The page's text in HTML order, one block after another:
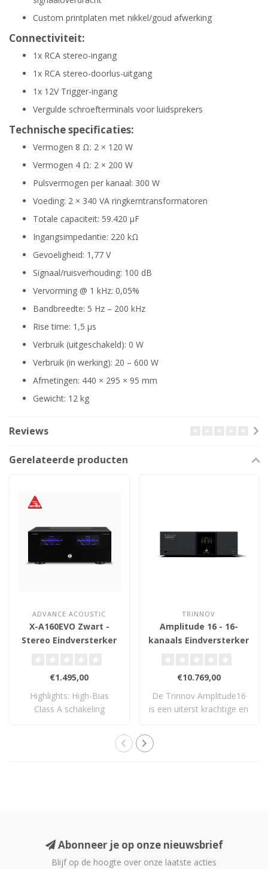
Custom printplaten met nikkel/goud afwerking
Connectiviteit:
1x RCA stereo-ingang
1x RCA stereo-doorlus-uitgang
1x 12V Trigger-ingang
Vergulde schroefterminals voor luidsprekers
Technische specificaties:
Vermogen 8 Ω: 2 × 120 W
Vermogen 4 Ω: 2 × 200 W
Pulsvermogen per kanaal: 300 W
Voeding: 2 × 340 VA ringkerntransformatoren
Totale capaciteit: 59.420 µF
Ingangsimpedantie: 220 kΩ
Gevoeligheid: 1,77 V
Signaal/ruisverhouding: 100 dB
Vervorming @ 1 kHz: 0,05%
Bandbreedte: 5 Hz – 200 kHz
Rise time: 1,5 µs
Verbruik (uitgeschakeld): 0 W
Verbruik (in werking): 20 – 600 W
Afmetingen: 440 × 295 × 95 mm
Gewicht: 12 kg
Reviews
Gerelateerde producten
ADVANCE ACOUSTIC
X-A160EVO Zwart -
Stereo Eindversterker
€1.495,00
Highlights: High-Bias
Class A schakeling
TRINNOV
Amplitude 16 - 16-
kanaals Eindversterker
€10.769,00
De Trinnov Amplitude16
is een uiterst krachtige en
Abonneer je op onze nieuwsbrief
Blijf op de hoogte over onze laatste acties